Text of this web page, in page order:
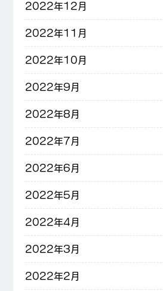
2022年12月
2022年11月
2022年10月
2022年9月
2022年8月
2022年7月
2022年6月
2022年5月
2022年4月
2022年3月
2022年2月